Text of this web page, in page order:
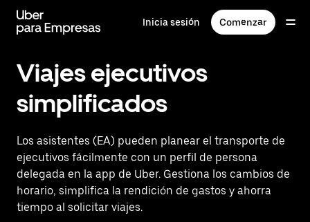
contenido
Inicia sesión Comenzar
Viajes ejecutivos
simplificados
Los asistentes (EA) pueden planear el transporte de
ejecutivos fácilmente con un perfil de persona
delegada en la app de Uber. Gestiona los cambios de
horario, simplifica la rendición de gastos y ahorra
tiempo al solicitar viajes.